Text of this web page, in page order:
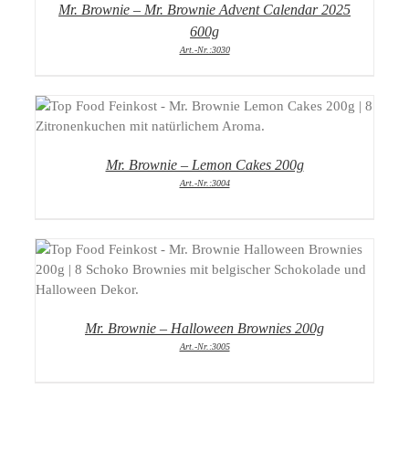
Mr. Brownie – Mr. Brownie Advent Calendar 2025
600g
Art.-Nr.:3030
DETAILS
Mr. Brownie – Lemon Cakes 200g
Art.-Nr.:3004
DETAILS
Mr. Brownie – Halloween Brownies 200g
Art.-Nr.:3005